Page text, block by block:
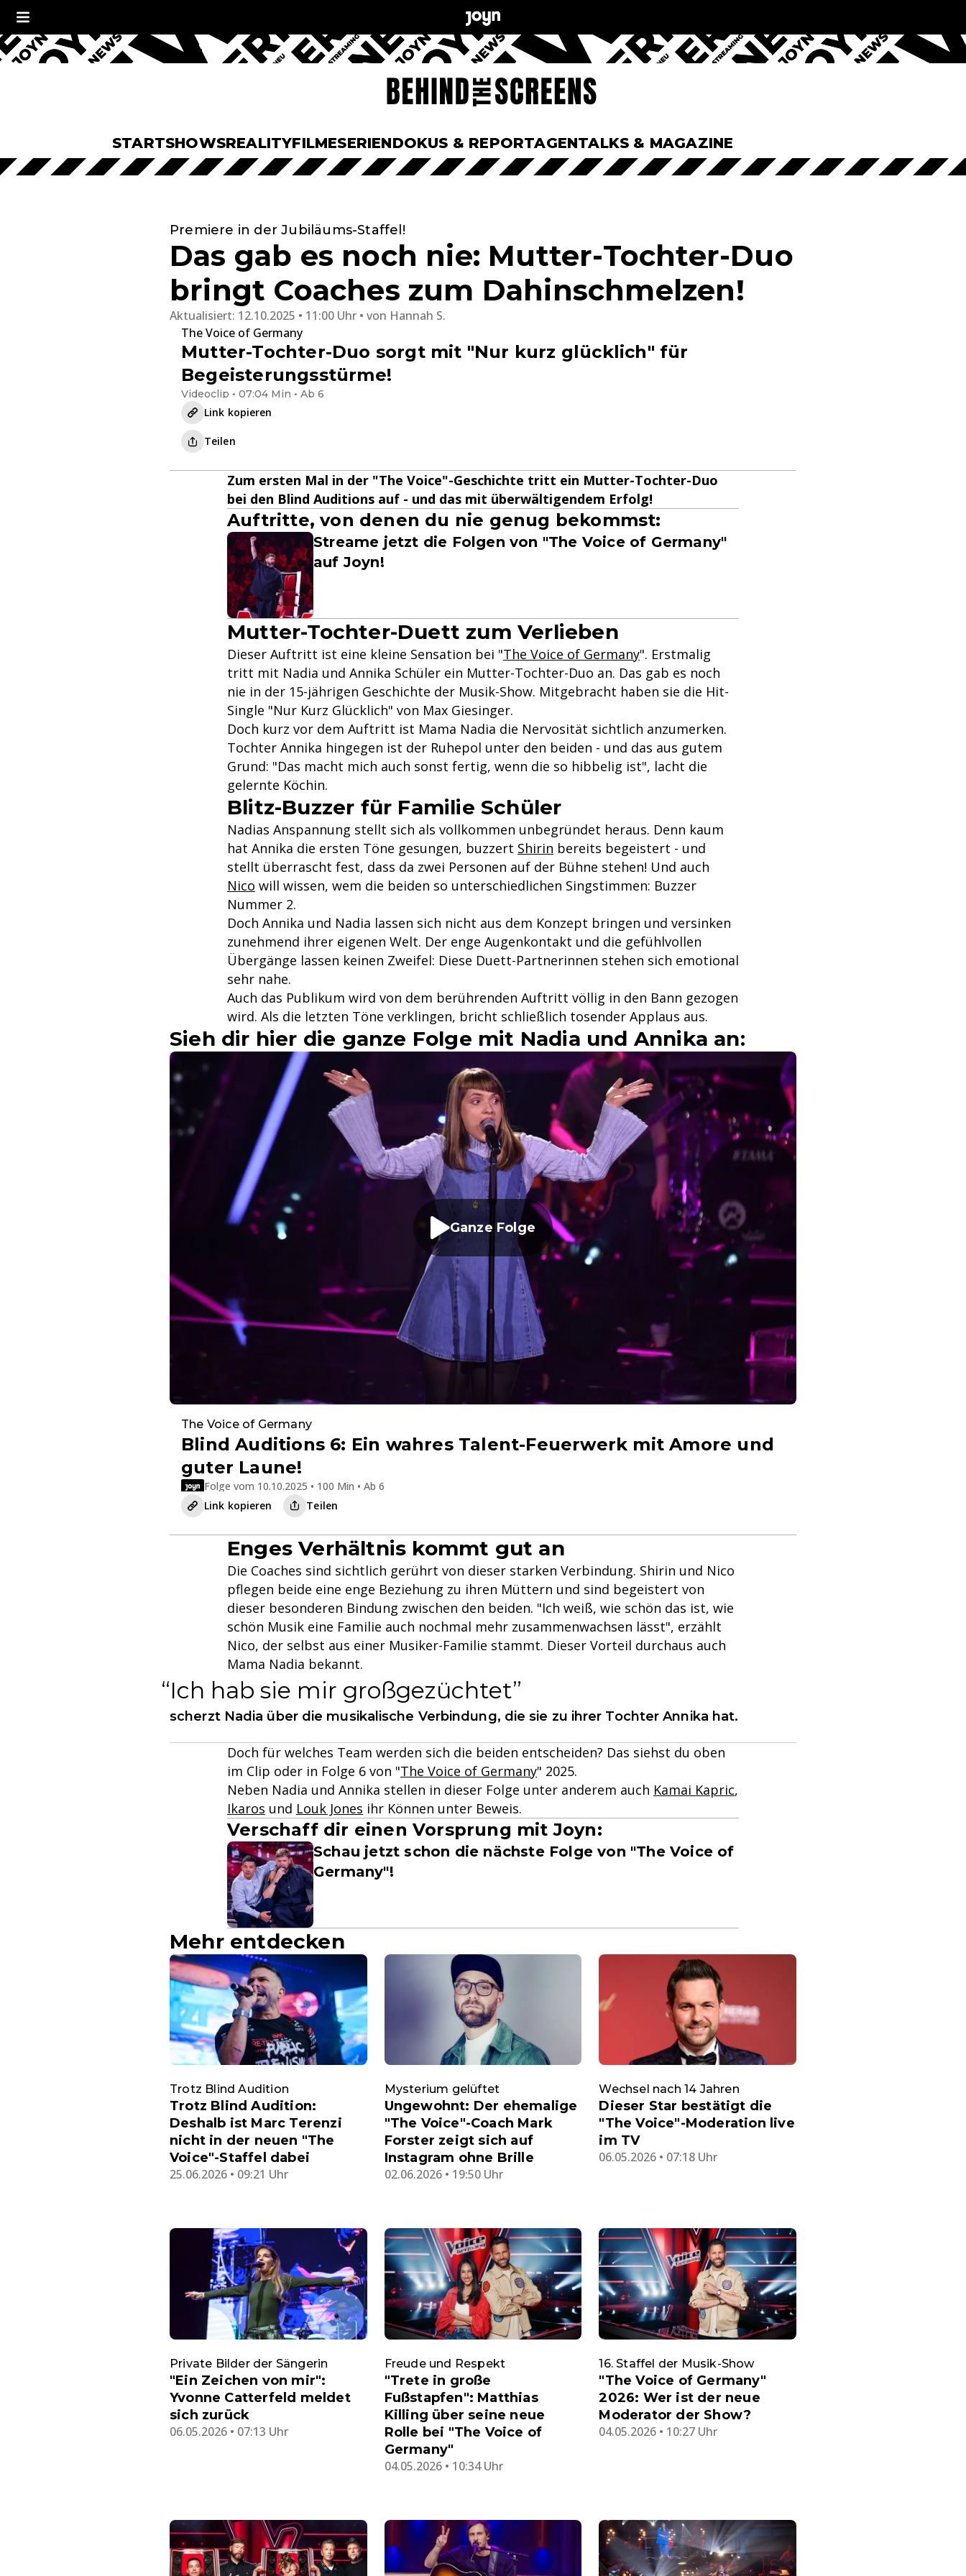
STARTSHOWSREALITYFILMESERIENDOKUS & REPORTAGENTALKS & MAGAZINE
Premiere in der Jubiläums-Staffel!
Das gab es noch nie: Mutter-Tochter-Duo
bringt Coaches zum Dahinschmelzen!
Aktualisiert: 12.10.2025 • 11:00 Uhr von Hannah S.
The Voice of Germany
Mutter-Tochter-Duo sorgt mit "Nur kurz glücklich" für
Begeisterungsstürme!
Videoclip • 07:04 Min • Ab 6
Link kopieren
Teilen
Zum ersten Mal in der "The Voice"-Geschichte tritt ein Mutter-Tochter-Duo
bei den Blind Auditions auf - und das mit überwältigendem Erfolg!
Auftritte, von denen du nie genug bekommst:
Streame jetzt die Folgen von "The Voice of Germany"
auf Joyn!
Mutter-Tochter-Duett zum Verlieben
Dieser Auftritt ist eine kleine Sensation bei "The Voice of Germany". Erstmalig
tritt mit Nadia und Annika Schüler ein Mutter-Tochter-Duo an. Das gab es noch
nie in der 15-jährigen Geschichte der Musik-Show. Mitgebracht haben sie die Hit-
Single "Nur Kurz Glücklich" von Max Giesinger.
Doch kurz vor dem Auftritt ist Mama Nadia die Nervosität sichtlich anzumerken.
Tochter Annika hingegen ist der Ruhepol unter den beiden - und das aus gutem
Grund: "Das macht mich auch sonst fertig, wenn die so hibbelig ist", lacht die
gelernte Köchin.
Blitz-Buzzer für Familie Schüler
Nadias Anspannung stellt sich als vollkommen unbegründet heraus. Denn kaum
hat Annika die ersten Töne gesungen, buzzert Shirin bereits begeistert - und
stellt überrascht fest, dass da zwei Personen auf der Bühne stehen! Und auch
Nico will wissen, wem die beiden so unterschiedlichen Singstimmen: Buzzer
Nummer 2.
Doch Annika und Nadia lassen sich nicht aus dem Konzept bringen und versinken
zunehmend ihrer eigenen Welt. Der enge Augenkontakt und die gefühlvollen
Übergänge lassen keinen Zweifel: Diese Duett-Partnerinnen stehen sich emotional
sehr nahe.
Auch das Publikum wird von dem berührenden Auftritt völlig in den Bann gezogen
wird. Als die letzten Töne verklingen, bricht schließlich tosender Applaus aus.
Sieh dir hier die ganze Folge mit Nadia und Annika an:
Ganze Folge
The Voice of Germany
Blind Auditions 6: Ein wahres Talent-Feuerwerk mit Amore und
guter Laune!
Folge vom 10.10.2025 • 100 Min • Ab 6
Link kopieren
Teilen
Enges Verhältnis kommt gut an
Die Coaches sind sichtlich gerührt von dieser starken Verbindung. Shirin und Nico
pflegen beide eine enge Beziehung zu ihren Müttern und sind begeistert von
dieser besonderen Bindung zwischen den beiden. "Ich weiß, wie schön das ist, wie
schön Musik eine Familie auch nochmal mehr zusammenwachsen lässt", erzählt
Nico, der selbst aus einer Musiker-Familie stammt. Dieser Vorteil durchaus auch
Mama Nadia bekannt.
Ich hab sie mir großgezüchtet
scherzt Nadia über die musikalische Verbindung, die sie zu ihrer Tochter Annika hat.
Doch für welches Team werden sich die beiden entscheiden? Das siehst du oben
im Clip oder in Folge 6 von "The Voice of Germany" 2025.
Neben Nadia und Annika stellen in dieser Folge unter anderem auch Kamai Kapric,
Ikaros und Louk Jones ihr Können unter Beweis.
Verschaff dir einen Vorsprung mit Joyn:
Schau jetzt schon die nächste Folge von "The Voice of
Germany"!
Mehr entdecken
Trotz Blind Audition
Trotz Blind Audition:
Deshalb ist Marc Terenzi
nicht in der neuen "The
Voice"-Staffel dabei
25.06.2026 • 09:21 Uhr
Mysterium gelüftet
Ungewohnt: Der ehemalige
"The Voice"-Coach Mark
Forster zeigt sich auf
Instagram ohne Brille
02.06.2026 • 19:50 Uhr
Wechsel nach 14 Jahren
Dieser Star bestätigt die
"The Voice"-Moderation live
im TV
06.05.2026 • 07:18 Uhr
Private Bilder der Sängerin
"Ein Zeichen von mir":
Yvonne Catterfeld meldet
sich zurück
06.05.2026 • 07:13 Uhr
Freude und Respekt
"Trete in große
Fußstapfen": Matthias
Killing über seine neue
Rolle bei "The Voice of
Germany"
04.05.2026 • 10:34 Uhr
16. Staffel der Musik-Show
"The Voice of Germany"
2026: Wer ist der neue
Moderator der Show?
04.05.2026 • 10:27 Uhr